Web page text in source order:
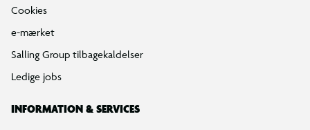
Cookies
e-mærket
Salling Group tilbagekaldelser
Ledige jobs
INFORMATION & SERVICES